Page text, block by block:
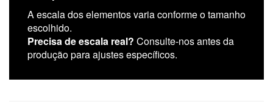
A escala dos elementos varia conforme o tamanho
escolhido.
Precisa de escala real? Consulte-nos antes da
produção para ajustes específicos.